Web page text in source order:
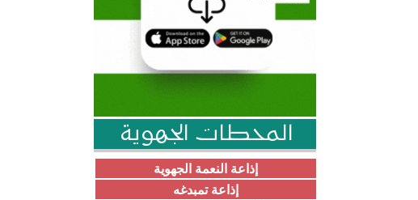
المحطات الجهوية
إذاعة النعمة الجهوية
إذاعة تمبدغه